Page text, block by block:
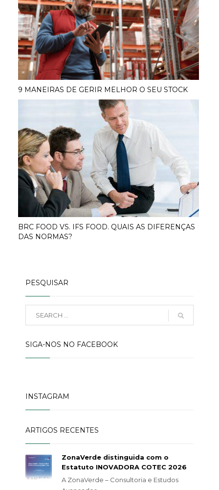
9 MANEIRAS DE GERIR MELHOR O SEU STOCK
BRC FOOD VS. IFS FOOD. QUAIS AS DIFERENÇAS
DAS NORMAS?
PESQUISAR
SIGA-NOS NO FACEBOOK
INSTAGRAM
ARTIGOS RECENTES
ZonaVerde distinguida com o
Estatuto INOVADORA COTEC 2026
A ZonaVerde – Consultoria e Estudos